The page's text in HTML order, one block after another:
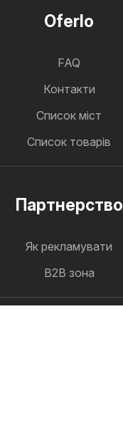
Oferlo
FAQ
Контакти
Cписок міст
Список товарів
Партнерство
Як рекламувати
B2B зона